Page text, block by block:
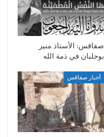
صفاقس: الأستاذ منير
بوجلبان في ذمة الله
أخبار صفاقس